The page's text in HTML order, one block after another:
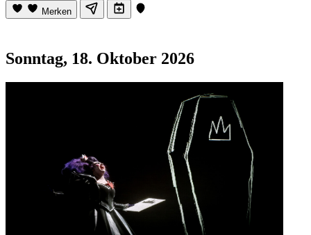
Merken
Sonntag, 18. Oktober 2026